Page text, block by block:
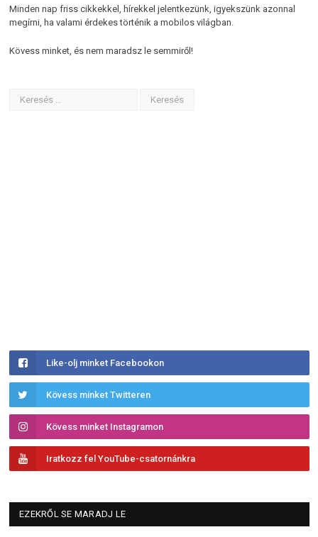
Minden nap friss cikkekkel, hírekkel jelentkezünk, igyekszünk azonnal
megírni, ha valami érdekes történik a mobilos világban.
Kövess minket, és nem maradsz le semmiről!
Like-olj minket Facebookon
Kövess minket Twitteren
Kövess minket Instagramon
Iratkozz fel YouTube-csatornánkra
EZEKRŐL SE MARADJ LE